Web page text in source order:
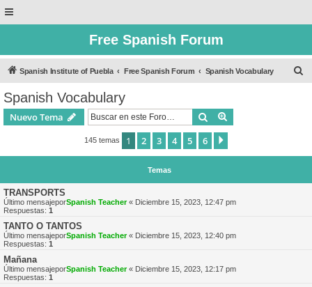
Free Spanish Forum
Spanish Institute of Puebla Free Spanish Forum Spanish Vocabulary
Spanish Vocabulary
Nuevo Tema Buscar
145 temas 1 2 3 4 5 6
Temas
TRANSPORTS
Último mensajeporSpanish Teacher« Diciembre 15, 2023, 12:47 pm
Respuestas: 1
TANTO O TANTOS
Último mensajeporSpanish Teacher« Diciembre 15, 2023, 12:40 pm
Respuestas: 1
Mañana
Último mensajeporSpanish Teacher« Diciembre 15, 2023, 12:17 pm
Respuestas: 1